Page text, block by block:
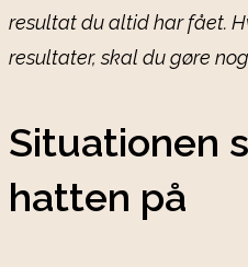
resultat du altid har fået.
resultater, skal du gøre
Situationen
hatten på